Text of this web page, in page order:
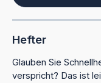
Hefter
Glauben Sie
verspricht? Das ist